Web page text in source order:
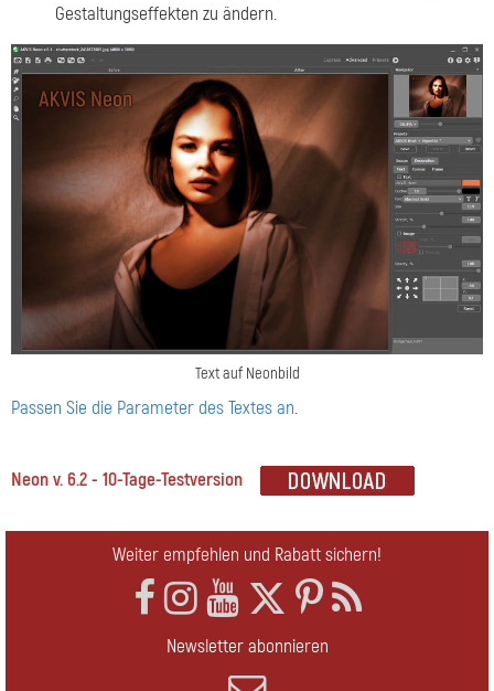
Gestaltungseffekten zu ändern.
Text auf Neonbild
Passen Sie die Parameter des Textes an.
Neon v. 6.2 - 10-Tage-Testversion
Weiter empfehlen und Rabatt sichern!
Newsletter abonnieren